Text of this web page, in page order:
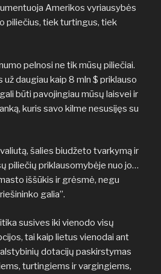
Amerikos vyriausybės
piliečius, tiek turtingus, tiek
pelnosi ne tik mūsų piliečiai.
daugiau kaip 8 mln $ priklauso
būti pavojingiau mūsų laisvei ir
kuris savo kilme nesusijęs su
šalies biudžeto tvarkymą ir
piliečių priklausomybėje nuo jo…
iššūkis ir grėsmė, negu
galia”.
susives iki vienodo visų
tai kaip lietus vienodai ant
dotacijų paskirstymas
turtingiems ir vargingiems,